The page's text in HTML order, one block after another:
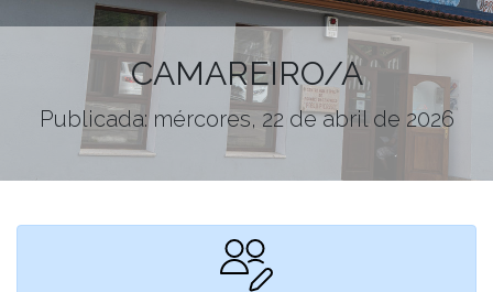
CAMAREIRO/A
Publicada: mércores, 22 de abril de 2026